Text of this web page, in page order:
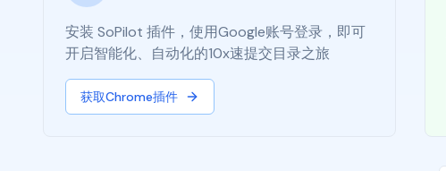
安装 SoPilot 插件，使用Google账号登录，即可
开启智能化、自动化的10x速提交目录之旅
获取Chrome插件